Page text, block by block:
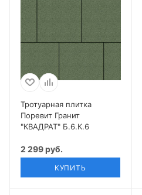
Тротуарная плитка
Поревит Гранит
"КВАДРАТ" Б.6.К.6
2 299 руб.
КУПИТЬ